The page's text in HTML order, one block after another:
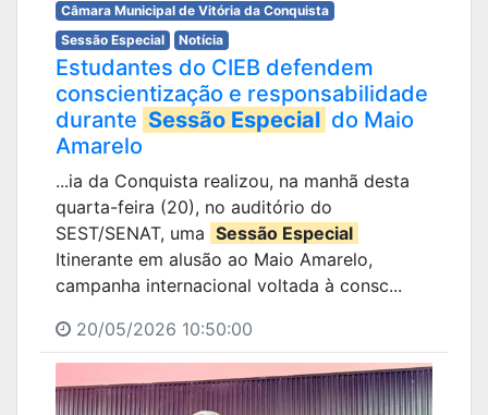
Câmara Municipal de Vitória da Conquista
Sessão Especial
Notícia
Estudantes do CIEB defendem
conscientização e responsabilidade
durante Sessão Especial do Maio
Amarelo
...ia da Conquista realizou, na manhã desta
quarta-feira (20), no auditório do
SEST/SENAT, uma Sessão Especial
Itinerante em alusão ao Maio Amarelo,
campanha internacional voltada à consc...
20/05/2026 10:50:00